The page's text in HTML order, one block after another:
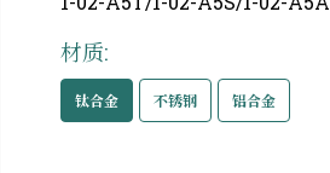
材质:
钛合金 不锈钢 铝合金